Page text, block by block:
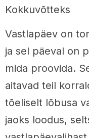
Kokkuvõtteks
Vastlapäev on
ja sel päeval on
mida proovida.
aitavad teil
tõeliselt lõbusa
jaoks loodus,